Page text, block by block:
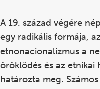
A 19. század végére
egy radikális formája,
etnonacionalizmus a
öröklődés és az etnikai
határozta meg.